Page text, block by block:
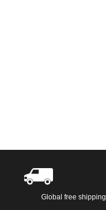
Global free shipping